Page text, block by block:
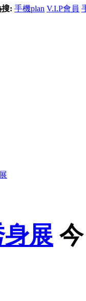
搜: 手機plan V.I.P會員
展